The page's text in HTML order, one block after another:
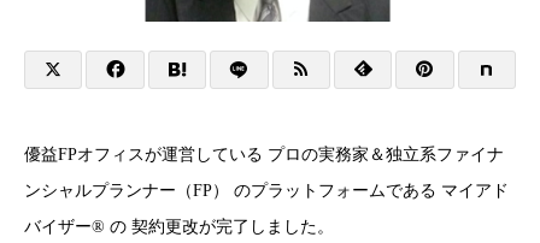
優益FPオフィスが運営している プロの実務家＆独立系ファイナ
ンシャルプランナー（FP） のプラットフォームである マイアド
バイザー® の 契約更改が完了しました。